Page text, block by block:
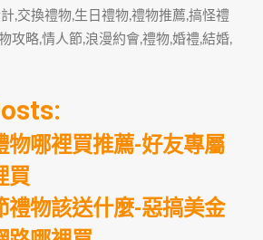
,交換禮物,生日禮物,禮物推薦,搞怪禮
攻略,情人節,浪漫約會,禮物,婚禮,結婚,
物哪裡買推薦-好友專屬
買
禮物該送什麼-惡搞美金